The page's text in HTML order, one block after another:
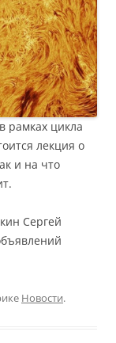
рамках цикла
лекция о
и на что
Сергей
Новости.